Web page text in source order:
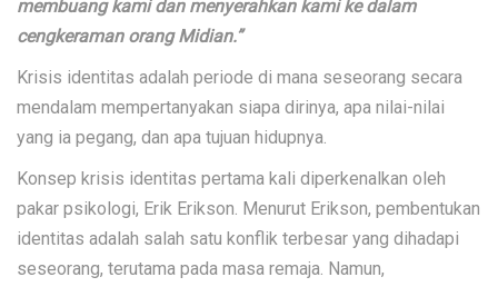
membuang kami dan menyerahkan kami ke dalam
cengkeraman orang Midian.”
Krisis identitas adalah periode di mana seseorang secara
mendalam mempertanyakan siapa dirinya, apa nilai-nilai
yang ia pegang, dan apa tujuan hidupnya.
Konsep krisis identitas pertama kali diperkenalkan oleh
pakar psikologi, Erik Erikson. Menurut Erikson, pembentukan
identitas adalah salah satu konflik terbesar yang dihadapi
seseorang, terutama pada masa remaja. Namun,